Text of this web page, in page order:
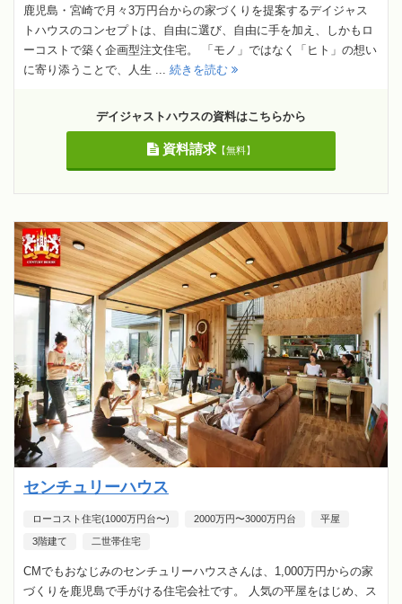
鹿児島・宮崎で月々3万円台からの家づくりを提案するデイジャス
トハウスのコンセプトは、自由に選び、自由に手を加え、しかもロ
ーコストで築く企画型注文住宅。 「モノ」ではなく「ヒト」の想い
に寄り添うことで、人生 ... 続きを読む
デイジャストハウスの資料はこちらから
資料請求【無料】
センチュリーハウス
ローコスト住宅(1000万円台〜) 2000万円〜3000万円台 平屋
3階建て 二世帯住宅
CMでもおなじみのセンチュリーハウスさんは、1,000万円からの家
づくりを鹿児島で手がける住宅会社です。 人気の平屋をはじめ、ス